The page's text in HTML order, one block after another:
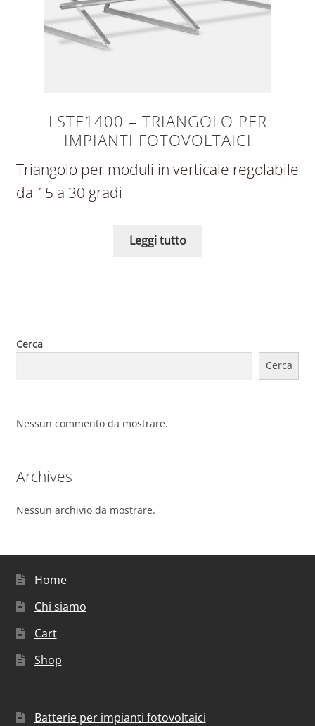
LSTE1400 – TRIANGOLO PER
IMPIANTI FOTOVOLTAICI
Triangolo per moduli in verticale regolabile
da 15 a 30 gradi
Leggi tutto
Cerca
Cerca
Nessun commento da mostrare.
Archives
Nessun archivio da mostrare.
Home
Chi siamo
Cart
Shop
Batterie per impianti fotovoltaici